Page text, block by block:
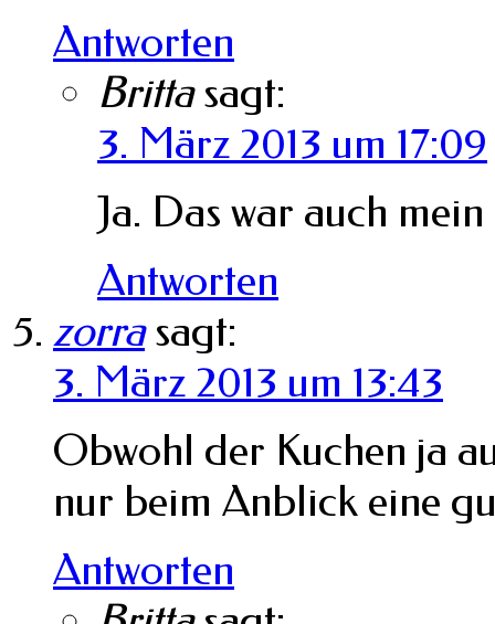
Antworten
Britta sagt:
3. März 2013 um 17:09
Ja. Das war auch
Antworten
zorra sagt:
3. März 2013 um 13:43
Obwohl der Kuchen ja
nur beim Anblick eine
Antworten